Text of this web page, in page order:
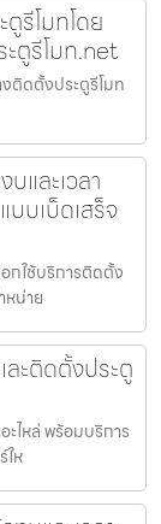
รีโมทโดย
ตูรีโมท.net
ติดตั้งประตูรีโมท
และเวลา
บบเบ็ดเสร็จ
อกใช้บริการติดตั้ง
หน่าย
ละติดตั้งประตู
ะไหล่ พร้อมบริการ
ห